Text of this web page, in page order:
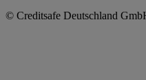
© Creditsafe Deutschland